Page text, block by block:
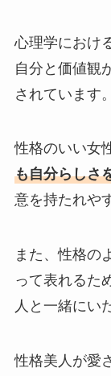
心理学におけ
自分と価値観
されています。
性格のいい女
も自分らしさ
意を持たれや
また、性格の
って表れるた
人と一緒にい
性格美人が愛